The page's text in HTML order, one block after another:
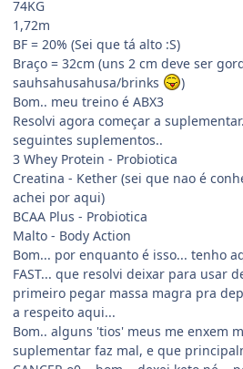
74KG
1,72m
BF = 20% (Sei que tá alto :S)
Braço = 32cm (uns 2 cm deve ser
sauhsahusahusa/brinks
)
Bom.. meu treino é ABX3
Resolvi agora começar a
seguintes suplementos..
3 Whey Protein - Probiotica
Creatina - Kether (sei que nao é
achei por aqui)
BCAA Plus - Probiotica
Malto - Body Action
Bom... por enquanto é isso... tenho
FAST... que resolvi deixar para usar
primeiro pegar massa magra pra
a respeito aqui...
Bom.. alguns 'tios' meus me enxem
suplementar faz mal, e que